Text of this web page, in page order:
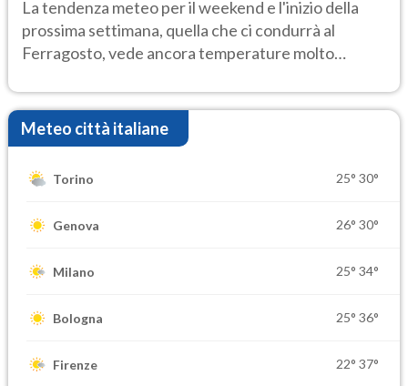
La tendenza meteo per il weekend e l'inizio della
prossima settimana, quella che ci condurrà al
Ferragosto, vede ancora temperature molto
Meteo città italiane
Torino 25° 30°
Genova 26° 30°
Milano 25° 34°
Bologna 25° 36°
Firenze 22° 37°